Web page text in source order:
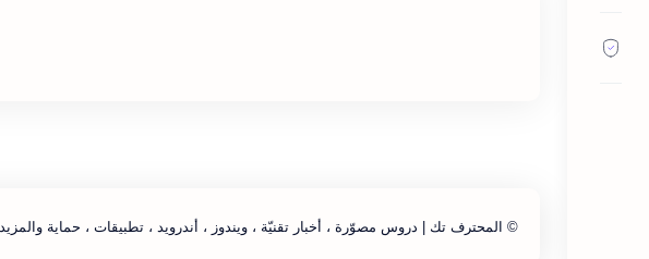
© المحترف تك | دروس مصوّرة ، أخبار تقنيّة ، ويندوز ، أندرويد ، تطبيقات ، حماية والمزيد.